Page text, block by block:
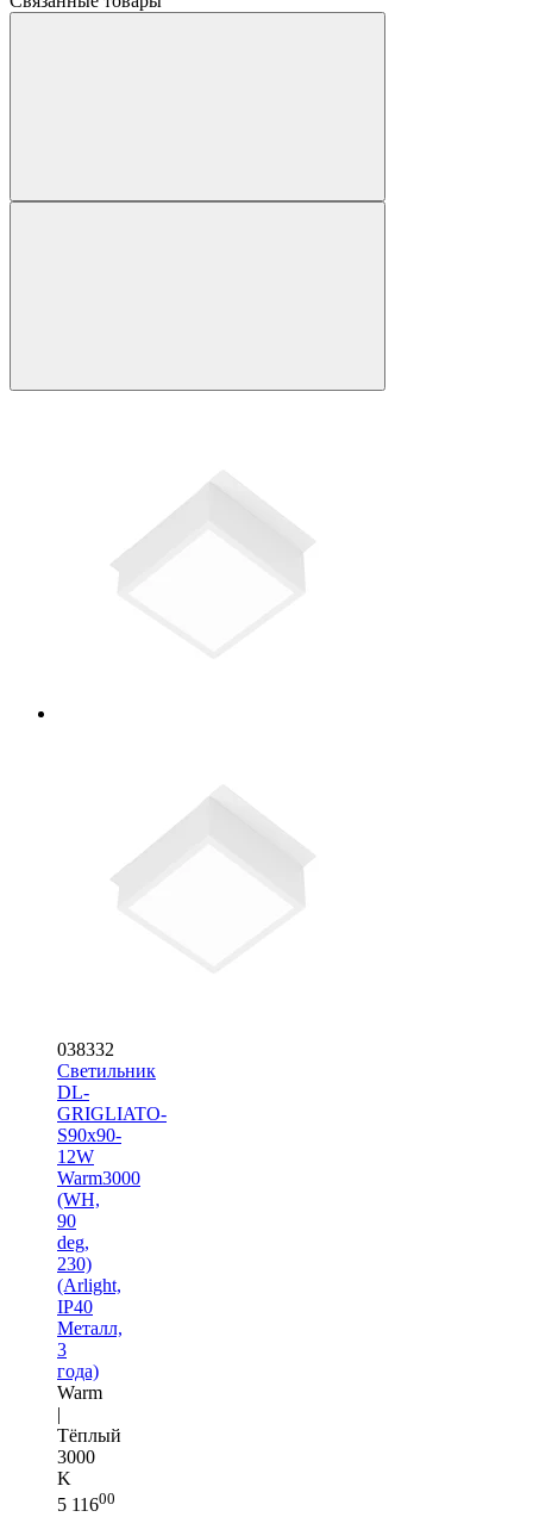
038332
Светильник
DL-
GRIGLIATO-
S90x90-
12W
Warm3000
(WH,
90
deg,
230)
(Arlight,
IP40
Металл,
3
года)
Warm
|
Тёплый
3000
K
5 11600